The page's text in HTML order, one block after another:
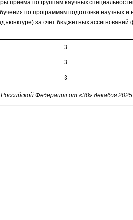
приема по группам научных
по программам подготовки научных и
за счет бюджетных
3
3
3
Федерации от «30» декабря